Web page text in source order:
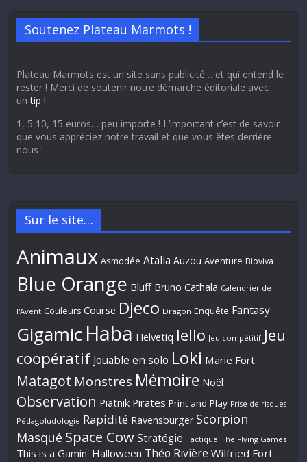
Soutenez Plateau Marmots !
Plateau Marmots est un site sans publicité… et qui entend le
rester ! Merci de soutenir notre démarche éditoriale avec
untip !
1, 5 10, 15 euros… peu importe ! L’important c’est de savoir
que vous appréciez notre travail et que vous êtes derrière-
nous !
Sur le site…
Animaux Asmodée Atalia Auzou Aventure Bioviva
Blue Orange Bluff Bruno Cathala Calendrier de
l'Avent Couleurs Course Djeco Dragon Enquête Fantasy
Gigamic Haba Helvetiq Iello Jeu compétitif Jeu
coopératif Jouable en solo Loki Marie Fort
Matagot Monstres Mémoire Noël
Observation Piatnik Pirates Print and Play Prise de risques
Pédagoludologie Rapidité Ravensburger Scorpion
Masqué Space Cow Stratégie Tactique The Flying Games
This is a Gamin' Halloween Théo Rivière Wilfried Fort